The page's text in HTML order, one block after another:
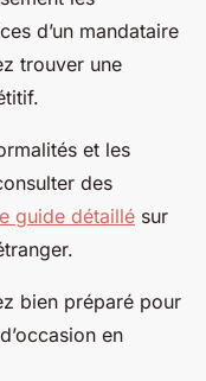
d’un mandataire
trouver une
et les
des
guide détaillé sur
bien préparé pour
en